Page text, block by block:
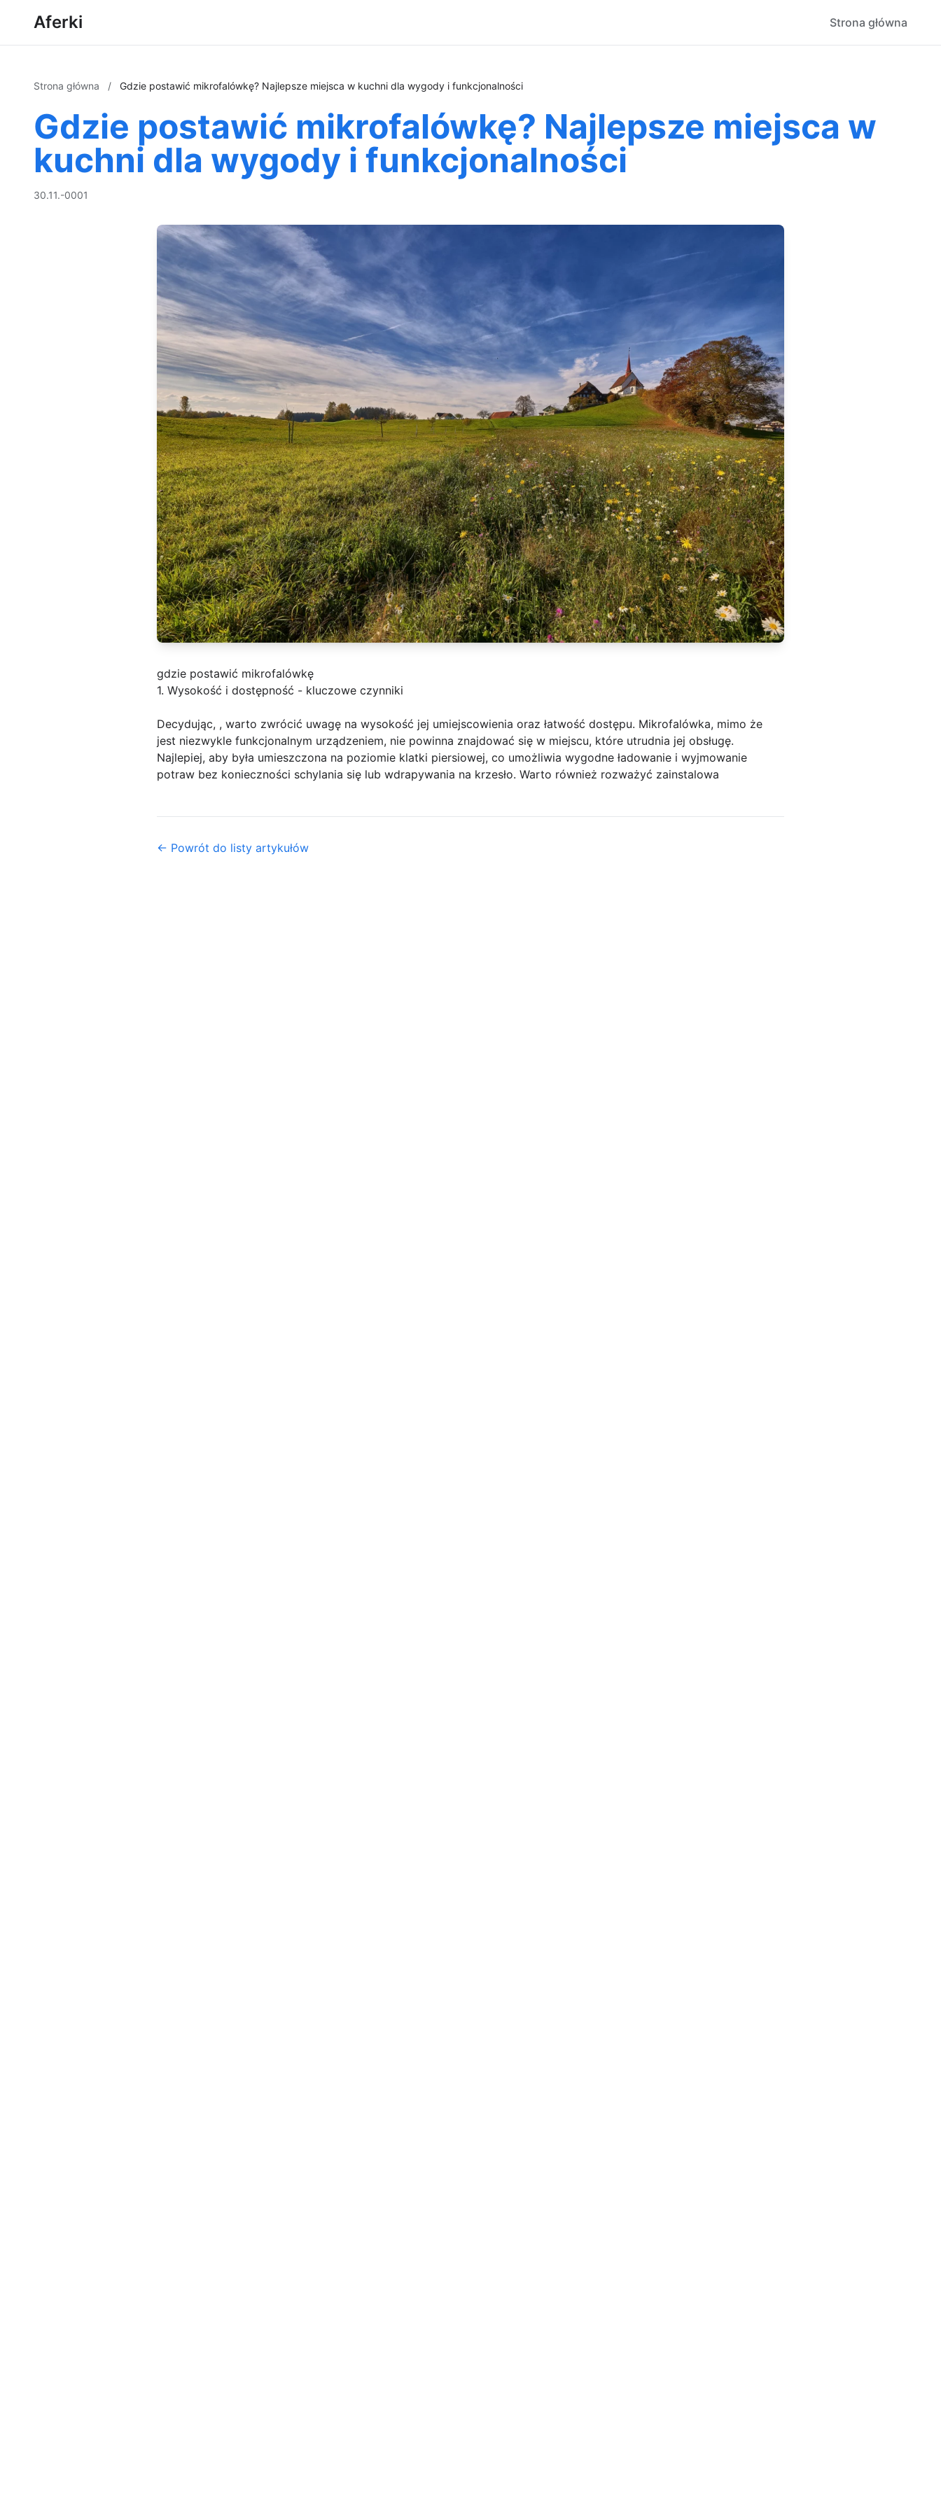
Aferki Strona główna
Strona główna / Gdzie postawić mikrofalówkę? Najlepsze miejsca w kuchni dla wygody i funkcjonalności
Gdzie postawić mikrofalówkę? Najlepsze miejsca w
kuchni dla wygody i funkcjonalności
30.11.-0001
gdzie postawić mikrofalówkę
1. Wysokość i dostępność - kluczowe czynniki
Decydując, , warto zwrócić uwagę na wysokość jej umiejscowienia oraz łatwość dostępu. Mikrofalówka, mimo że
jest niezwykle funkcjonalnym urządzeniem, nie powinna znajdować się w miejscu, które utrudnia jej obsługę.
Najlepiej, aby była umieszczona na poziomie klatki piersiowej, co umożliwia wygodne ładowanie i wyjmowanie
potraw bez konieczności schylania się lub wdrapywania na krzesło. Warto również rozważyć zainstalowa
← Powrót do listy artykułów